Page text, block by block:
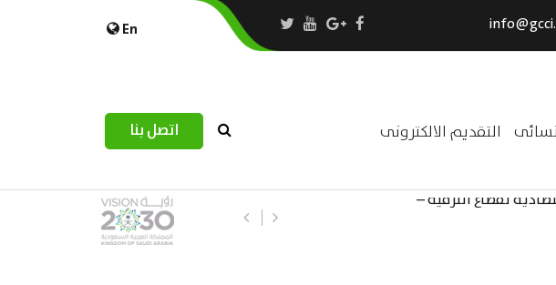
En
التقديم الالكترونى
اتصل بنا
لقطاع الترفيه –
استبيان مرصد التحديات اللوجستية